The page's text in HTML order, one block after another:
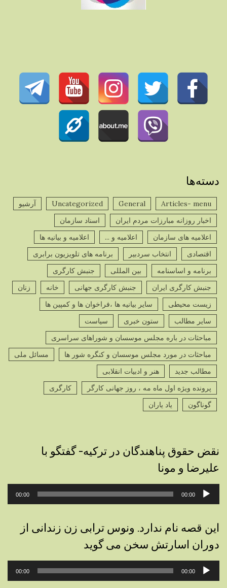
دسته‌ها
Articles- menu
General
Uncategorized
آرشیو
اخبار روزانه مبارزات مردم ایران
اسناد سازمان
اعلامیه های سازمان
اعلامیه و ...
اعلامیه و بیانیه ها
اقتصادی
انتخاب سردبیر
برنامه های تلویزیون برابری
برنامه و اساسنامه
بین المللی
جنبش کارگری
جنبش کارگری ایران
جنبش کارگری جهانی خانه
زنان
زیست محیطی
سایر بیانیه ها ،فراخوان ها و کمپین ها
سایر مطالب
ستون خبری
سیاست
مباحثات در باره مجلس موسسان و شوراهای سراسری
مباحثات در مورد مجلس موسسان و کنگره شور ها
مسائل ملی
مطالب جدید
هنر و ادبیات انقلابی
پرونده ویژه اول ماه مه ، روز جهانی کارگر
کارگری
گوناگون
یاد یاران
نقض حقوق پناهندگان در ترکیه- گفتگو با
علیرضا و مونا
پخش‌کننده
صوت
00:00
00:00
این قصه نام ندارد. ونوس ترابی زن زندانی از
دوران اسارتش سخن می گوید
پخش‌کننده
صوت
00:00
00:00